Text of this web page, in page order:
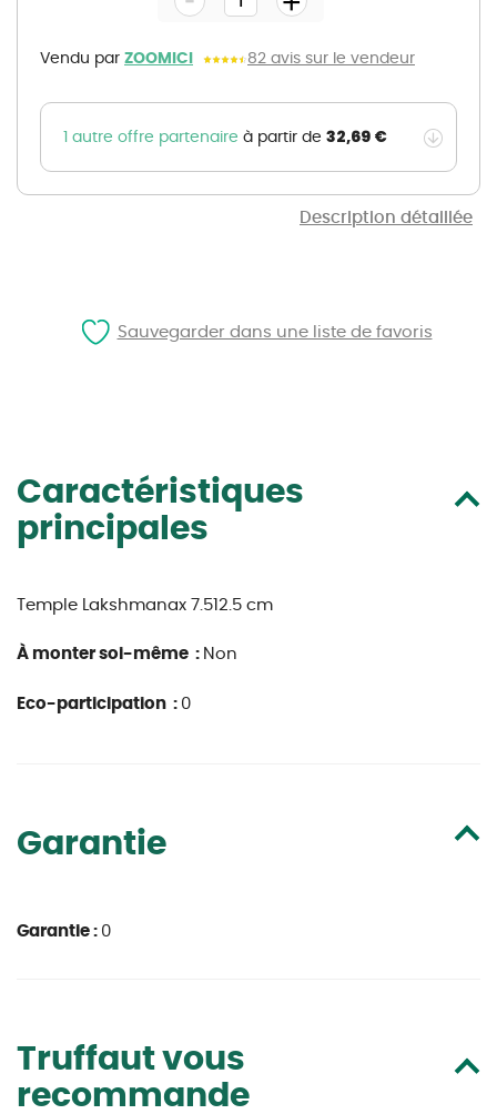
Description détaillée
gallery
Vendu par ZOOMICI 82 avis sur le vendeur
1 autre offre partenaire à partir de 32,69 €
Caractéristiques
principales
Temple Lakshmanax 7.512.5 cm
À monter soi-même : Non
Eco-participation : 0
Garantie
Garantie : 0
Truffaut vous
recommande
Sauvegarder dans une liste de favoris